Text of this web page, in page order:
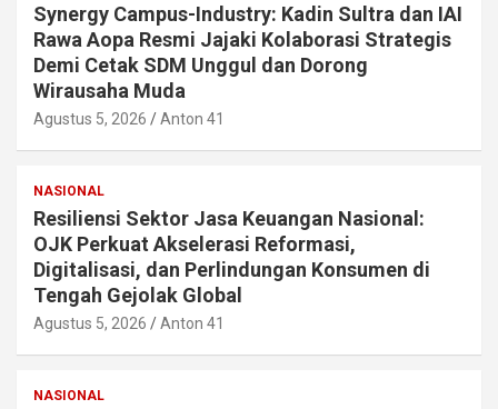
Synergy Campus-Industry: Kadin Sultra dan IAI
Rawa Aopa Resmi Jajaki Kolaborasi Strategis
Demi Cetak SDM Unggul dan Dorong
Wirausaha Muda
Agustus 5, 2026 Anton 41
NASIONAL
Resiliensi Sektor Jasa Keuangan Nasional:
OJK Perkuat Akselerasi Reformasi,
Digitalisasi, dan Perlindungan Konsumen di
Tengah Gejolak Global
Agustus 5, 2026 Anton 41
NASIONAL